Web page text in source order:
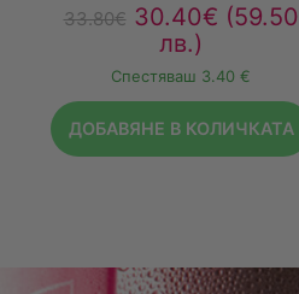
33.80€ 30.40€ (59.50
лв.)
Спестяваш 3.40 €
ДОБАВЯНЕ В КОЛИЧКАТА